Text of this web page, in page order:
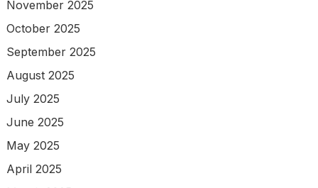
November 2025
October 2025
September 2025
August 2025
July 2025
June 2025
May 2025
April 2025